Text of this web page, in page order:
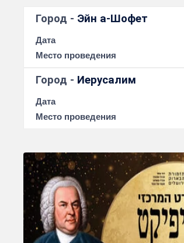
Город - Эйн а-Шофет
Дата
Место проведения
Город - Иерусалим
Дата
Место проведения